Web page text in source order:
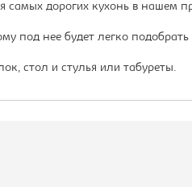
самых дорогих кухонь в нашем
под нее будет легко подобрать
стол и стулья или табуреты.